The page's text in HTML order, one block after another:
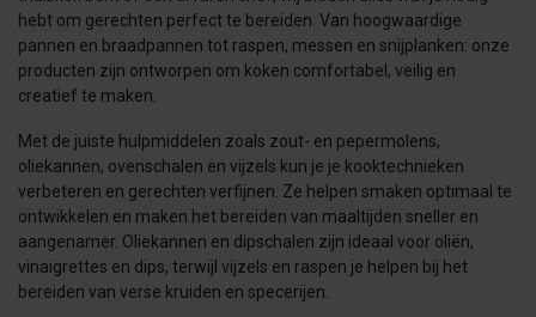
hebt om gerechten perfect te bereiden. Van hoogwaardige
pannen en braadpannen tot raspen, messen en snijplanken: onze
producten zijn ontworpen om koken comfortabel, veilig en
creatief te maken.
Met de juiste hulpmiddelen zoals zout- en pepermolens,
oliekannen, ovenschalen en vijzels kun je je kooktechnieken
verbeteren en gerechten verfijnen. Ze helpen smaken optimaal te
ontwikkelen en maken het bereiden van maaltijden sneller en
aangenamer. Oliekannen en dipschalen zijn ideaal voor oliën,
vinaigrettes en dips, terwijl vijzels en raspen je helpen bij het
bereiden van verse kruiden en specerijen.